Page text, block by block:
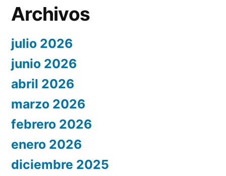
Archivos
julio 2026
junio 2026
abril 2026
marzo 2026
febrero 2026
enero 2026
diciembre 2025